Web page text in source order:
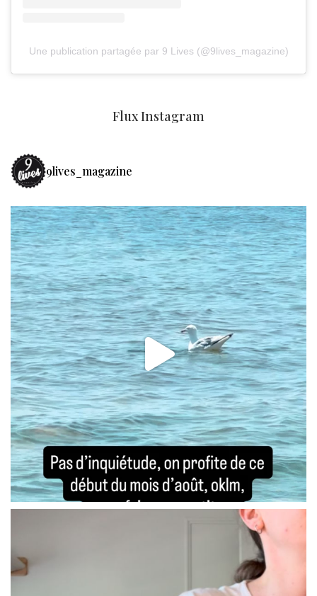
Une publication partagée par 9 Lives (@9lives_magazine)
Flux Instagram
9lives_magazine